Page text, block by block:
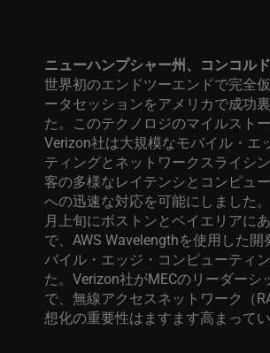
ニューハンプシャー州、コンコル
世界初のエンドツーエンドで完全
ータセッションをアメリカで成功
た。このテクノロジのマイルストー
Verizon社は大規模なモバイル・エ
ティングとネットワークスライシ
客の多様なレイテンシとコンピュ
への迅速な対応を可能にしました
月上旬にボストンとベイエリアに
で、AWS Wavelengthを使用した開
バイル・エッジ・コンピューティ
た。Verizon社がMECのリーダーシ
で、無線アクセスネットワーク（
想化の重要性はますます高まってい